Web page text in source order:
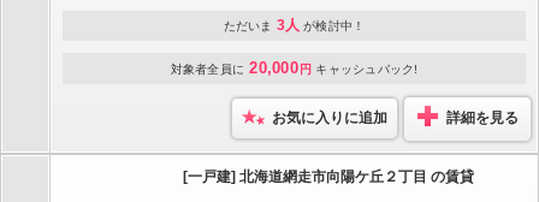
ただいま 3人 が検討中！
対象者全員に 20,000 円 キャッシュバック!
お気に入りに追加 詳細を見る
[一戸建] 北海道網走市向陽ケ丘２丁目 の賃貸